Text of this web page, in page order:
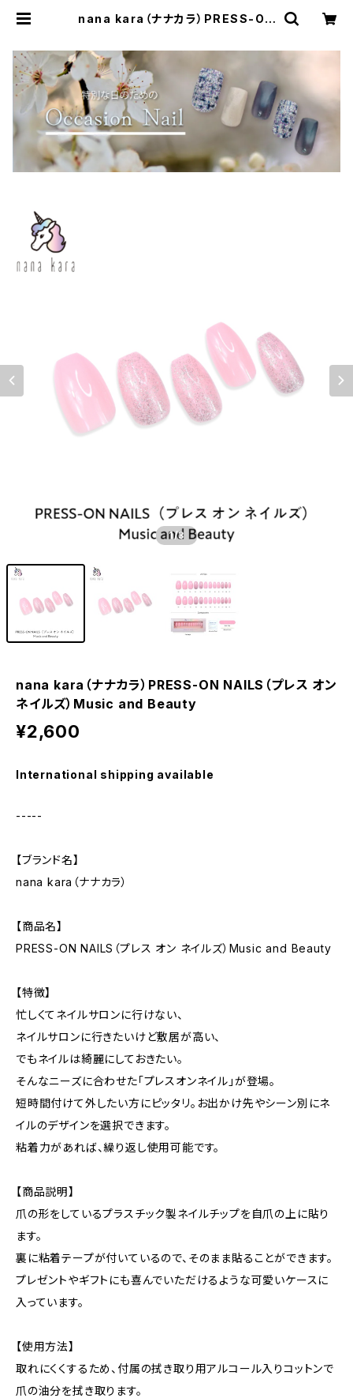
nana kara（ナナカラ）PRESS-ON
リー）STORE
1/3
nana kara（ナナカラ）PRESS-ON NAILS（プレス オン
ネイルズ）Music and Beauty
¥2,600
International shipping available
-----
【ブランド名】
nana kara（ナナカラ）
【商品名】
PRESS-ON NAILS（プレス オン ネイルズ）Music and Beauty
【特徴】
忙しくてネイルサロンに行けない、
ネイルサロンに行きたいけど敷居が高い、
でもネイルは綺麗にしておきたい。
そんなニーズに合わせた「プレスオンネイル」が登場。
短時間付けて外したい方にピッタリ。お出かけ先やシーン別にネ
イルのデザインを選択できます。
粘着力があれば、繰り返し使用可能です。
【商品説明】
爪の形をしているプラスチック製ネイルチップを自爪の上に貼り
ます。
裏に粘着テープが付いているので、そのまま貼ることができます。
プレゼントやギフトにも喜んでいただけるような可愛いケースに
入っています。
【使用方法】
取れにくくするため、付属の拭き取り用アルコール入りコットンで
爪の油分を拭き取ります。